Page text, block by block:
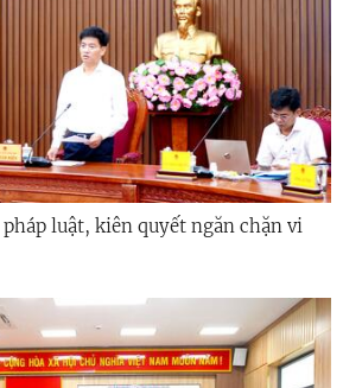
luật, kiên quyết ngăn chặn vi